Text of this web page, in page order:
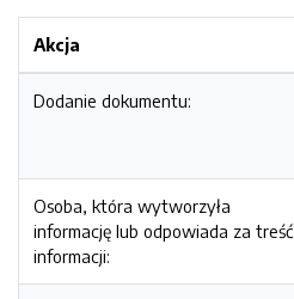
Akcja
Dodanie dokumentu:
Osoba, która wytworzyła
informację lub odpowiada za treść
informacji: